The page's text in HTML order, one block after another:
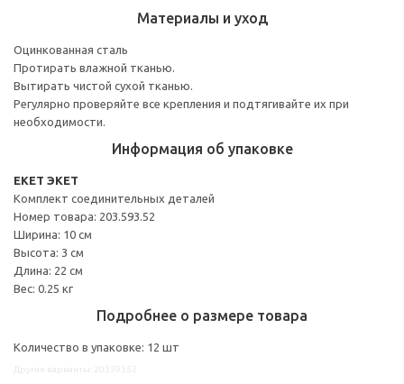
Материалы и уход
Оцинкованная сталь
Протирать влажной тканью.
Вытирать чистой сухой тканью.
Регулярно проверяйте все крепления и подтягивайте их при
необходимости.
Информация об упаковке
EKET ЭКЕТ
Комплект соединительных деталей
Номер товара: 203.593.52
Ширина: 10 см
Высота: 3 см
Длина: 22 см
Вес: 0.25 кг
Подробнее о размере товара
Количество в упаковке: 12 шт